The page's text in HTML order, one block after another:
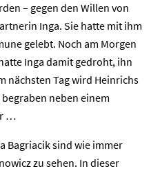
– gegen den Willen von
Inga. Sie hatte mit ihm
gelebt. Noch am Morgen
Inga damit gedroht, ihn
nächsten Tag wird Heinrichs
neben einem
…
Bagriacik sind wie immer
zu sehen. In dieser